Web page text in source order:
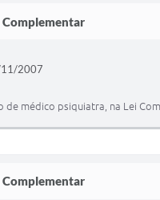
Complementar
2007
de médico psiquiatra, na Lei
Complementar